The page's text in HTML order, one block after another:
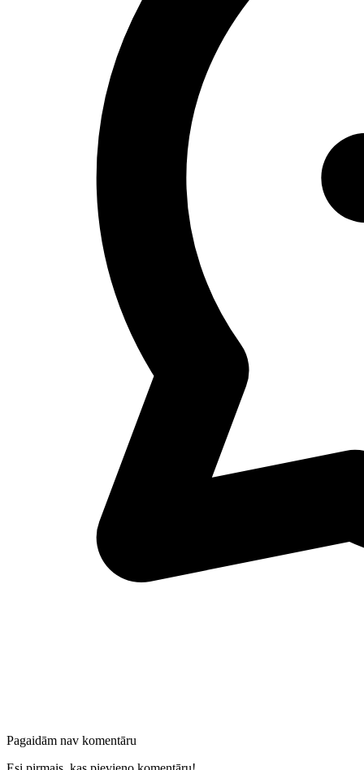
Pagaidām nav komentāru